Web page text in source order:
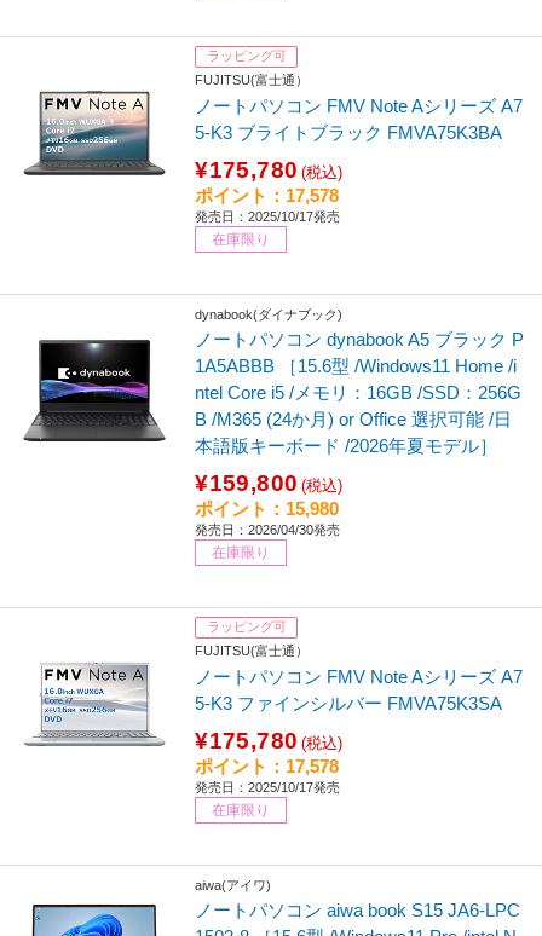
ラッピング可
FUJITSU(富士通）
ノートパソコン FMV Note Aシリーズ A7
5-K3 ブライトブラック FMVA75K3BA
¥175,780 (税込)
ポイント：17,578
発売日：2025/10/17発売
在庫限り
dynabook(ダイナブック)
ノートパソコン dynabook A5 ブラック P
1A5ABBB ［15.6型 /Windows11 Home /i
ntel Core i5 /メモリ：16GB /SSD：256G
B /M365 (24か月) or Office 選択可能 /日
本語版キーボード /2026年夏モデル］
¥159,800 (税込)
ポイント：15,980
発売日：2026/04/30発売
在庫限り
ラッピング可
FUJITSU(富士通）
ノートパソコン FMV Note Aシリーズ A7
5-K3 ファインシルバー FMVA75K3SA
¥175,780 (税込)
ポイント：17,578
発売日：2025/10/17発売
在庫限り
aiwa(アイワ)
ノートパソコン aiwa book S15 JA6-LPC